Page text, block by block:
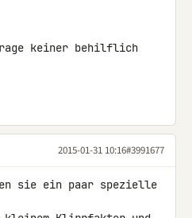
keiner behilflich
2015-01-31 10:16#3991677
sie ein paar spezielle